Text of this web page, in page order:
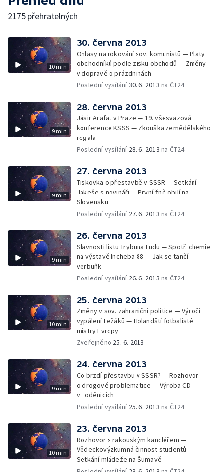
2175 přehratelných
10 min
30. června 2013
Ohlasy na rokování sov. komunistů — Platy
obchodníků podle zisku obchodů — Změny
v dopravě o prázdninách
Poslední vysílání30. 6. 2013 na ČT24
9 min
28. června 2013
Jásir Arafat v Praze — 19. všesvazová
konference KSSS — Zkouška zemědělského
rogala
Poslední vysílání 28. 6. 2013 na ČT24
9 min
27. června 2013
Tiskovka o přestavbě v SSSR — Setkání
Jakeše s novináři — První žně obilí na
Slovensku
Poslední vysílání 27. 6. 2013 na ČT24
9 min
26. června 2013
Slavnosti listu Trybuna Ludu — Spotř. chemie
na výstavě Incheba 88 — Jak se tančí
verbuňk
Poslední vysílání 26. 6. 2013 na ČT24
10 min
25. června 2013
Změny v sov. zahraniční politice — Výročí
vypálení Ležáků — Holandští fotbalisté
mistry Evropy
Zveřejněno 25. 6. 2013
9 min
24. června 2013
Co brzdí přestavbu v SSSR? — Rozhovor
o drogové problematice — Výroba CD
v Loděnicích
Poslední vysílání 25. 6. 2013 na ČT24
10 min
23. června 2013
Rozhovor s rakouským kancléřem —
Vědeckovýzkumná činnost studentů —
Setkání mládeže na Šumavě